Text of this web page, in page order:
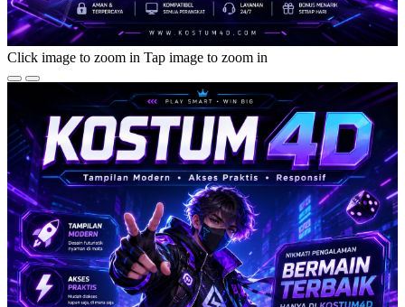
Click image to zoom in Tap image to zoom in